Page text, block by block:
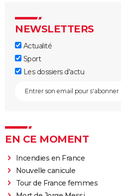
NEWSLETTERS
Actualité
Sport
Les dossiers d'actu
EN CE MOMENT
Incendies en France
Nouvelle canicule
Tour de France femmes